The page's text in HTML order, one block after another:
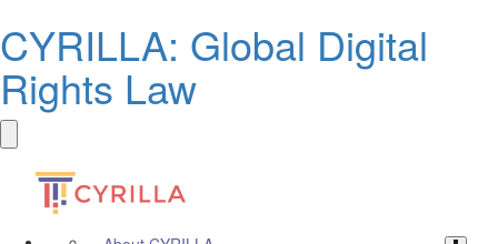
CYRILLA: Global Digital
Rights Law